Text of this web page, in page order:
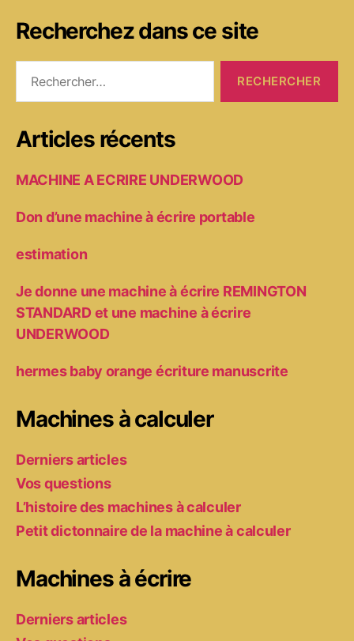
Recherchez dans ce site
Articles récents
MACHINE A ECRIRE UNDERWOOD
Don d’une machine à écrire portable
estimation
Je donne une machine à écrire REMINGTON
STANDARD et une machine à écrire
UNDERWOOD
hermes baby orange écriture manuscrite
Machines à calculer
Derniers articles
Vos questions
L’histoire des machines à calculer
Petit dictonnaire de la machine à calculer
Machines à écrire
Derniers articles